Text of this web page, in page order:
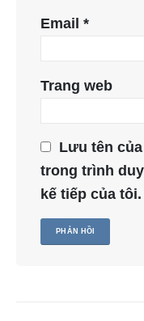
Email *
Trang web
Lưu tên
trong trình
kế tiếp của tôi.